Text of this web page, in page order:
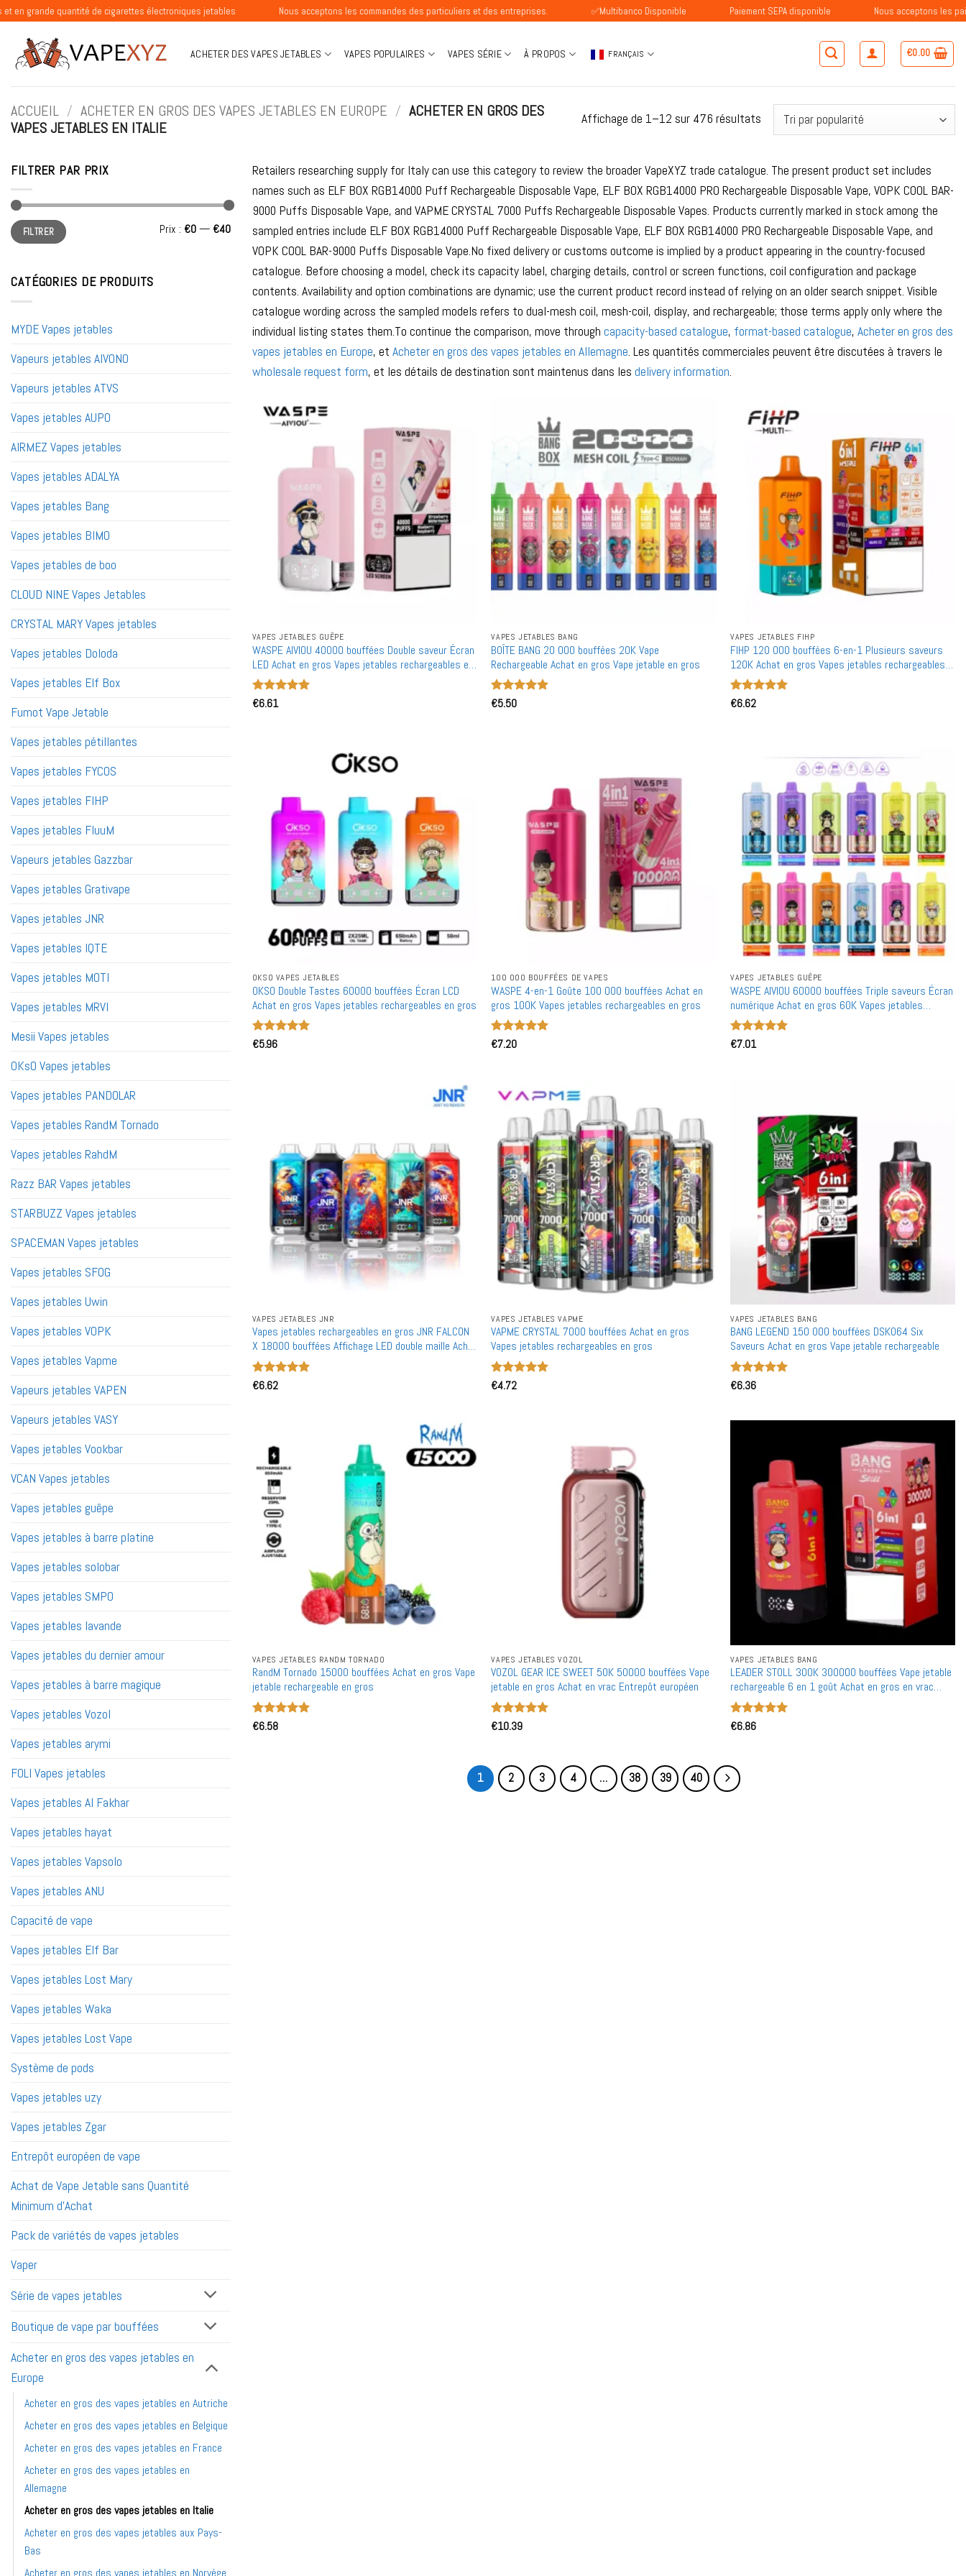
Passer
contenu
quantité de cigarettes électroniques jetables Nous acceptons les commandes des particuliers et des entreprises. ✅Multibanco Disponible Paiement SEPA disponible Nous acceptons les paiements avec
ACHETER DES VAPES JETABLES VAPES POPULAIRES VAPES SÉRIE À PROPOS FRANÇAIS €0.00
ACCUEIL / ACHETER EN GROS DES VAPES JETABLES EN EUROPE / ACHETER EN GROS DES
VAPES JETABLES EN ITALIE
Affichage de 1–12 sur 476 résultatsTrié
par
FILTRER PAR PRIX
Prix
min
Prix
maxFILTRER Prix : €0 — €40
CATÉGORIES DE PRODUITS
MYDE Vapes jetables
Vapeurs jetables AIVONO
Vapeurs jetables ATVS
Vapes jetables AUPO
AIRMEZ Vapes jetables
Vapes jetables ADALYA
Vapes jetables Bang
Vapes jetables BIMO
Vapes jetables de boo
CLOUD NINE Vapes Jetables
CRYSTAL MARY Vapes jetables
Vapes jetables Doloda
Vapes jetables Elf Box
Fumot Vape Jetable
Vapes jetables pétillantes
Vapes jetables FYCOS
Vapes jetables FIHP
Vapes jetables FluuM
Vapeurs jetables Gazzbar
Vapes jetables Grativape
Vapes jetables JNR
Vapes jetables IQTE
Vapes jetables MOTI
Vapes jetables MRVI
Mesii Vapes jetables
OKsO Vapes jetables
Vapes jetables PANDOLAR
Vapes jetables RandM Tornado
Vapes jetables RahdM
Razz BAR Vapes jetables
STARBUZZ Vapes jetables
SPACEMAN Vapes jetables
Vapes jetables SFOG
Vapes jetables Uwin
Vapes jetables VOPK
Vapes jetables Vapme
Vapeurs jetables VAPEN
Vapeurs jetables VASY
Vapes jetables Vookbar
VCAN Vapes jetables
Vapes jetables guêpe
Vapes jetables à barre platine
Vapes jetables solobar
Vapes jetables SMPO
Vapes jetables lavande
Vapes jetables du dernier amour
Vapes jetables à barre magique
Vapes jetables Vozol
Vapes jetables arymi
FOLI Vapes jetables
Vapes jetables Al Fakhar
Vapes jetables hayat
Vapes jetables Vapsolo
Vapes jetables ANU
Capacité de vape
Vapes jetables Elf Bar
Vapes jetables Lost Mary
Vapes jetables Waka
Vapes jetables Lost Vape
Système de pods
Vapes jetables uzy
Vapes jetables Zgar
Entrepôt européen de vape
Achat de Vape Jetable sans Quantité
Minimum d'Achat
Pack de variétés de vapes jetables
Vaper
Série de vapes jetables
Boutique de vape par bouffées
Acheter en gros des vapes jetables en
Europe
Acheter en gros des vapes jetables en Autriche
Acheter en gros des vapes jetables en Belgique
Acheter en gros des vapes jetables en France
Acheter en gros des vapes jetables en
Allemagne
Acheter en gros des vapes jetables en Italie
Acheter en gros des vapes jetables aux Pays-
Bas
Acheter en gros des vapes jetables en Norvège
Retailers researching supply for Italy can use this category to review the broader VapeXYZ trade catalogue. The present product set includes
names such as ELF BOX RGB14000 Puff Rechargeable Disposable Vape, ELF BOX RGB14000 PRO Rechargeable Disposable Vape, VOPK COOL BAR-
9000 Puffs Disposable Vape, and VAPME CRYSTAL 7000 Puffs Rechargeable Disposable Vapes. Products currently marked in stock among the
sampled entries include ELF BOX RGB14000 Puff Rechargeable Disposable Vape, ELF BOX RGB14000 PRO Rechargeable Disposable Vape, and
VOPK COOL BAR-9000 Puffs Disposable Vape.No fixed delivery or customs outcome is implied by a product appearing in the country-focused
catalogue. Before choosing a model, check its capacity label, charging details, control or screen functions, coil configuration and package
contents. Availability and option combinations are dynamic; use the current product record instead of relying on an older search snippet. Visible
catalogue wording across the sampled models refers to dual-mesh coil, mesh-coil, display, and rechargeable; those terms apply only where the
individual listing states them.To continue the comparison, move through capacity-based catalogue, format-based catalogue, Acheter en gros des
vapes jetables en Europe, et Acheter en gros des vapes jetables en Allemagne. Les quantités commerciales peuvent être discutées à travers le
wholesale request form, et les détails de destination sont maintenus dans les delivery information.
VAPES JETABLES GUÊPE
WASPE AIVIOU 40000 bouffées Double saveur Écran
LED Achat en gros Vapes jetables rechargeables en
gros
Note
€6.61
VAPES JETABLES BANG
BOÎTE BANG 20 000 bouffées 20K Vape
Rechargeable Achat en gros Vape jetable en gros
Note
€5.50
VAPES JETABLES FIHP
FIHP 120 000 bouffées 6-en-1 Plusieurs saveurs
120K Achat en gros Vapes jetables rechargeables
en vente en gros
Note
€6.62
OKSO VAPES JETABLES
OKSO Double Tastes 60000 bouffées Écran LCD
Achat en gros Vapes jetables rechargeables en gros
Note
€5.96
100 000 BOUFFÉES DE VAPES
WASPE 4-en-1 Goûte 100 000 bouffées Achat en
gros 100K Vapes jetables rechargeables en gros
Note
€7.20
VAPES JETABLES GUÊPE
WASPE AIVIOU 60000 bouffées Triple saveurs Écran
numérique Achat en gros 60K Vapes jetables
rechargeables en gros
Note
€7.01
VAPES JETABLES JNR
Vapes jetables rechargeables en gros JNR FALCON
X 18000 bouffées Affichage LED double maille Achat
en bulk
Note
€6.62
VAPES JETABLES VAPME
VAPME CRYSTAL 7000 bouffées Achat en gros
Vapes jetables rechargeables en gros
Note
€4.72
VAPES JETABLES BANG
BANG LEGEND 150 000 bouffées DSK064 Six
Saveurs Achat en gros Vape jetable rechargeable
Note
€6.36
VAPES JETABLES RANDM TORNADO
RandM Tornado 15000 bouffées Achat en gros Vape
jetable rechargeable en gros
Note
€6.58
VAPES JETABLES VOZOL
VOZOL GEAR ICE SWEET 50K 50000 bouffées Vape
jetable en gros Achat en vrac Entrepôt européen
Note5
€10.39
VAPES JETABLES BANG
LEADER STOLL 300K 300000 bouffées Vape jetable
rechargeable 6 en 1 goût Achat en gros en vrac
Double maille
Note
€6.86
1 2 3 4 … 38 39 40